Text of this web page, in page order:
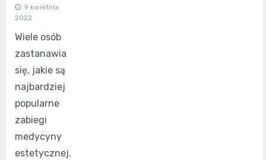
9 kwietnia
2022
Wiele osób
zastanawia
się, jakie są
najbardziej
popularne
zabiegi
medycyny
estetycznej.